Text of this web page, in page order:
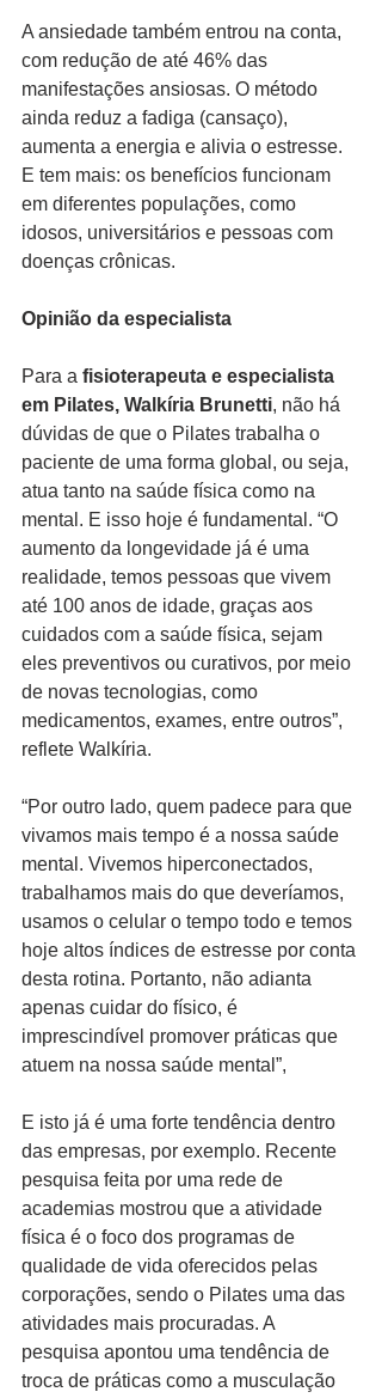
A ansiedade também entrou na conta,
com redução de até 46% das
manifestações ansiosas. O método
ainda reduz a fadiga (cansaço),
aumenta a energia e alivia o estresse.
E tem mais: os benefícios funcionam
em diferentes populações, como
idosos, universitários e pessoas com
doenças crônicas.
Opinião da especialista
Para a fisioterapeuta e especialista
em Pilates, Walkíria Brunetti, não há
dúvidas de que o Pilates trabalha o
paciente de uma forma global, ou seja,
atua tanto na saúde física como na
mental. E isso hoje é fundamental. “O
aumento da longevidade já é uma
realidade, temos pessoas que vivem
até 100 anos de idade, graças aos
cuidados com a saúde física, sejam
eles preventivos ou curativos, por meio
de novas tecnologias, como
medicamentos, exames, entre outros”,
reflete Walkíria.
“Por outro lado, quem padece para que
vivamos mais tempo é a nossa saúde
mental. Vivemos hiperconectados,
trabalhamos mais do que deveríamos,
usamos o celular o tempo todo e temos
hoje altos índices de estresse por conta
desta rotina. Portanto, não adianta
apenas cuidar do físico, é
imprescindível promover práticas que
atuem na nossa saúde mental”,
E isto já é uma forte tendência dentro
das empresas, por exemplo. Recente
pesquisa feita por uma rede de
academias mostrou que a atividade
física é o foco dos programas de
qualidade de vida oferecidos pelas
corporações, sendo o Pilates uma das
atividades mais procuradas. A
pesquisa apontou uma tendência de
troca de práticas como a musculação